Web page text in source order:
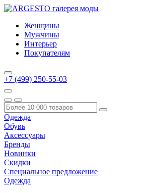
Женщины
Мужчины
Интерьер
Покупателям
+7 (499) 250-55-03
Одежда
Обувь
Аксессуары
Бренды
Новинки
Скидки
Специальное предложение
Одежда